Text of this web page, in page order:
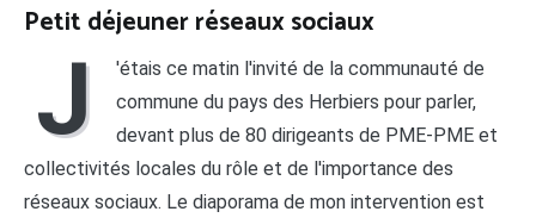
Petit déjeuner réseaux sociaux
J
'étais ce matin l'invité de la communauté de
commune du pays des Herbiers pour parler,
devant plus de 80 dirigeants de PME-PME et
collectivités locales du rôle et de l'importance des
réseaux sociaux. Le diaporama de mon intervention est